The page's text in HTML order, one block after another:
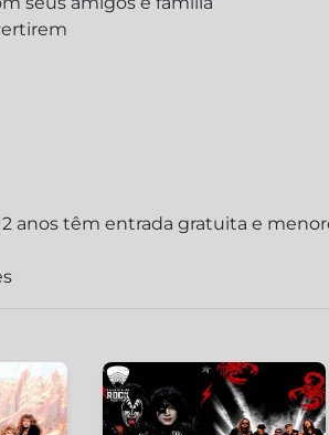
anos têm entrada gratuita e